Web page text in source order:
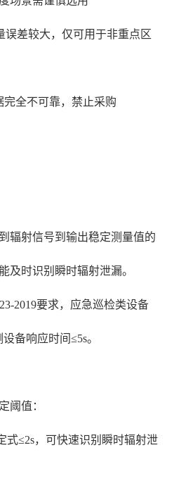
误差较大，仅可用于非重点区
完全不可靠，禁止采购
辐射信号到输出稳定测量值的
及时识别瞬时辐射泄漏。
2019要求，应急巡检类设备
备响应时间≤5s。
阈值：
式≤2s，可快速识别瞬时辐射泄